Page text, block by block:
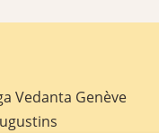
Vedanta Genève